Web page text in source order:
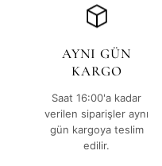
AYNI GÜN
KARGO
Saat 16:00'a kadar
verilen siparişler aynı
gün kargoya teslim
edilir.